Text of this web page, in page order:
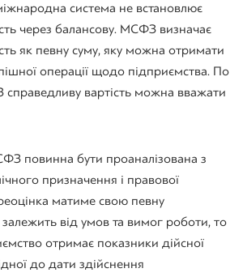
система не встановлює
через балансову. МСФЗ визначає
як певну суму, яку можна отримати
операції щодо підприємства. По
справедливу вартість можна вважати
повинна бути проаналізована з
призначення і правової
матиме свою певну
залежить від умов та вимог роботи, то
отримає показники дійсної
до дати здійснення